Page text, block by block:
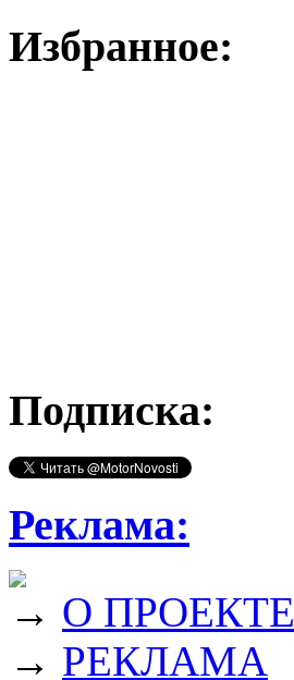
Избранное:
Подписка:
Реклама:
→ О ПРОЕКТЕ
→ РЕКЛАМА